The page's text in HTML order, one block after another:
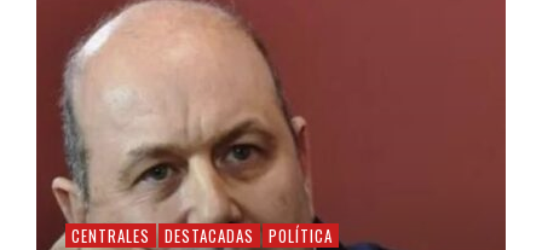
CENTRALES DESTACADAS POLÍTICA